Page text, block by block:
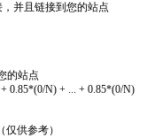
并且链接到您的站点
的站点
0.85*(0/N) + ... + 0.85*(0/N)
仅供参考）